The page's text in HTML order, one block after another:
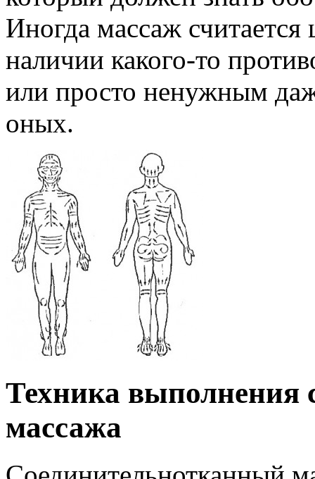
Иногда массаж
наличии какого-то
или просто ненужным
оных.
Техника выполнения
массажа